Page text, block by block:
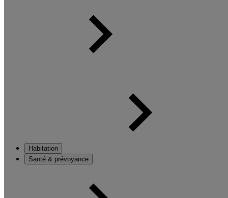
Habitation
Santé & prévoyance